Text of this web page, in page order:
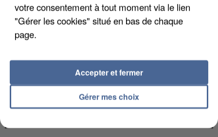
L’UN DES FONDATEURS SUPPOSÉS DE LA DZ
MAFIA INTERPELLÉ EN ALGÉRIE
votre consentement à tout moment via le lien
"Gérer les cookies" situé en bas de chaque
page.
Gérer mes choix
Accepter et fermer